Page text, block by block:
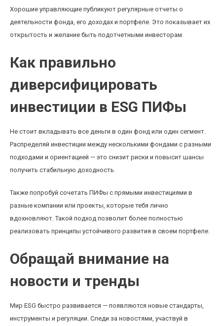
Хорошие управляющие публикуют регулярные отчеты о
деятельности фонда, его доходах и портфеле. Это показывает их
открытость и желание быть подотчетными инвесторам.
Как правильно
диверсифицировать
инвестиции в ESG ПИФы
Не стоит вкладывать все деньги в один фонд или один сегмент.
Распределяй инвестиции между несколькими фондами с разными
подходами и ориентацией — это снизит риски и повысит шансы
получить стабильную доходность.
Также попробуй сочетать ПИФы с прямыми инвестициями в
разные компании или проекты, которые тебя лично
вдохновляют. Такой подход позволит более полностью
реализовать принципы устойчивого развития в своем портфеле.
Обращай внимание на
новости и тренды
Мир ESG быстро развивается — появляются новые стандарты,
инструменты и регуляции. Следи за новостями, участвуй в